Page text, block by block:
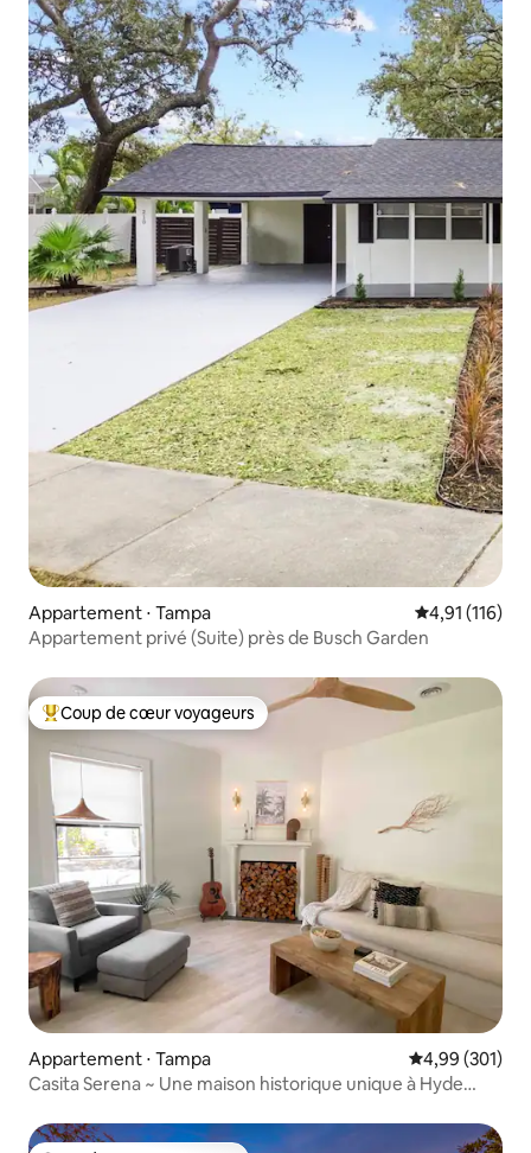
Appartement ⋅ Tampa Évaluation
4,91 (116)
Appartement privé (Suite) près de Busch Garden
Coups de cœur voyageurs les plus appréciés
Coup de cœur voyageurs
Appartement ⋅ Tampa Évaluation
4,99 (301)
Casita Serena ~ Une maison historique unique à Hyde